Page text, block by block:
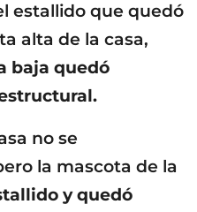
estallido que quedó
alta de la casa,
baja quedó
no se
la mascota de la
y quedó